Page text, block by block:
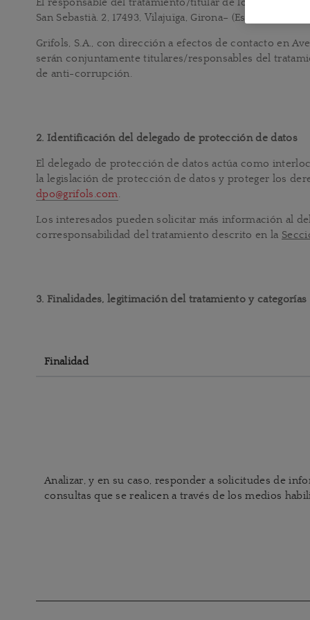
El responsable del tratamiento/titular de los datos
San Sebastià. 2, 17493, Vilajuïga, Girona– (España) (la "
Grifols, S.A., con dirección a efectos de contacto en
serán conjuntamente titulares/responsables del
de anti-corrupción.
2. Identificación del delegado de protección de datos
El delegado de protección de datos actúa como
la legislación de protección de datos y proteger los
dpo@grifols.com.
Los interesados pueden solicitar más información al
corresponsabilidad del tratamiento descrito en la
3. Finalidades, legitimación del tratamiento y
Finalidad
Analizar, y en su caso, responder a solicitudes de
consultas que se realicen a través de los medios